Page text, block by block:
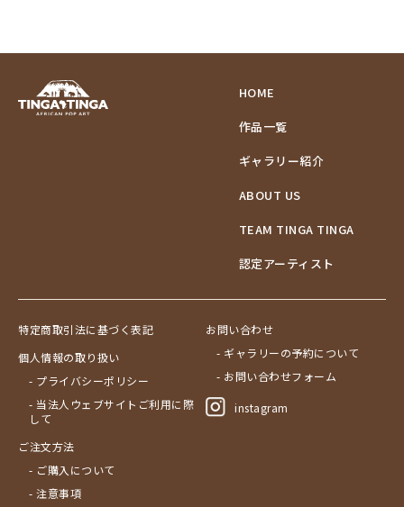
HOME
作品一覧
ギャラリー紹介
ABOUT US
TEAM TINGA TINGA
認定アーティスト
特定商取引法に基づく表記
個人情報の取り扱い
- プライバシーポリシー
- 当法人ウェブサイトご利用に際
して
ご注文方法
- ご購入について
- 注意事項
お問い合わせ
- ギャラリーの予約について
- お問い合わせフォーム
instagram